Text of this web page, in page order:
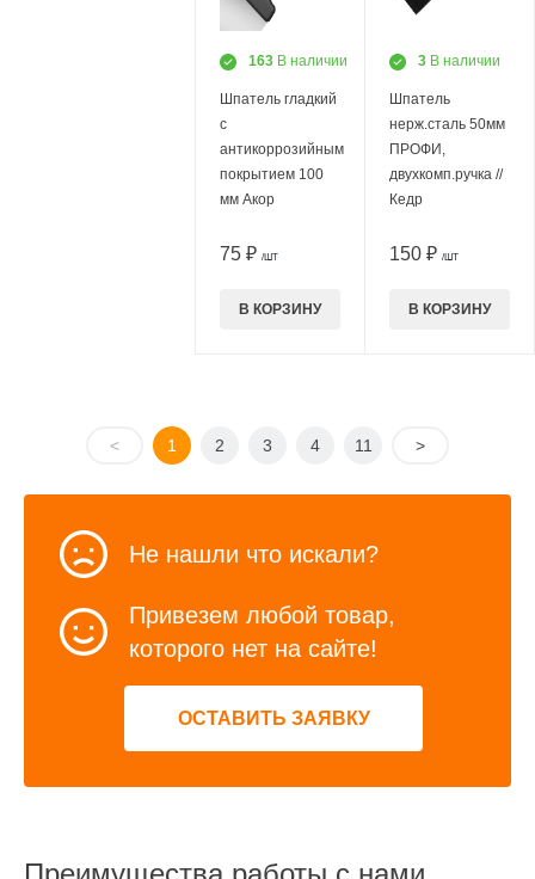
163 В наличии
Шпатель гладкий
с
антикоррозийным
покрытием 100
мм Акор
75 ₽ /ШТ
В КОРЗИНУ
3 В наличии
Шпатель
нерж.сталь 50мм
ПРОФИ,
двухкомп.ручка //
Кедр
150 ₽ /ШТ
В КОРЗИНУ
< 1 2 3 4 11 >
Не нашли что искали?
Привезем любой товар,
которого нет на сайте!
ОСТАВИТЬ ЗАЯВКУ